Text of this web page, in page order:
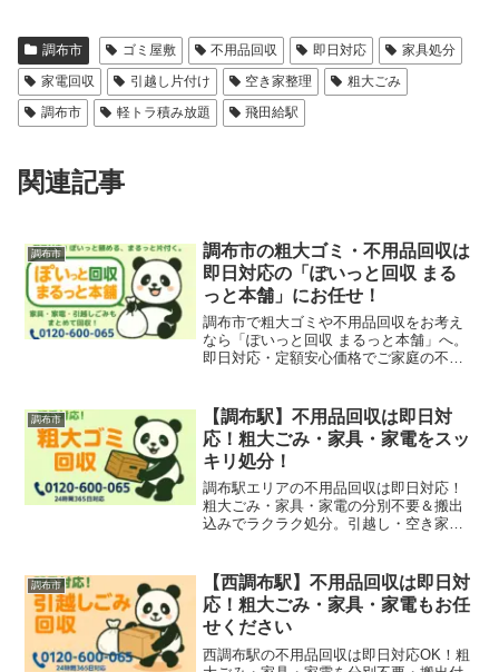
調布市 ゴミ屋敷 不用品回収 即日対応
家具処分
家電回収
引越し片付け 空き家整理
粗大ごみ
調布市
軽トラ積み放題 飛田給駅
関連記事
調布市
調布市の粗大ゴミ・不用品回収は
即日対応の「ぽいっと回収 まる
っと本舗」にお任せ！
調布市で粗大ゴミや不用品回収をお考え
なら「ぽいっと回収 まるっと本舗」へ。
即日対応・定額安心価格でご家庭の不用
に対応します。
調布市
【調布駅】不用品回収は即日対
応！粗大ごみ・家具・家電をスッ
キリ処分！
調布駅エリアの不用品回収は即日対応！
粗大ごみ・家具・家電の分別不要＆搬出
込みでラクラク処分。引越し・空き家整
調布市
【西調布駅】不用品回収は即日対
応！粗大ごみ・家具・家電もお任
せください
西調布駅の不用品回収は即日対応OK！粗